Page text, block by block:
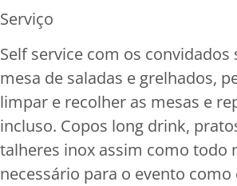
Serviço
Self service com os convidados
mesa de saladas e grelhados,
limpar e recolher as mesas e
incluso. Copos long drink,
talheres inox assim como todo
necessário para o evento como